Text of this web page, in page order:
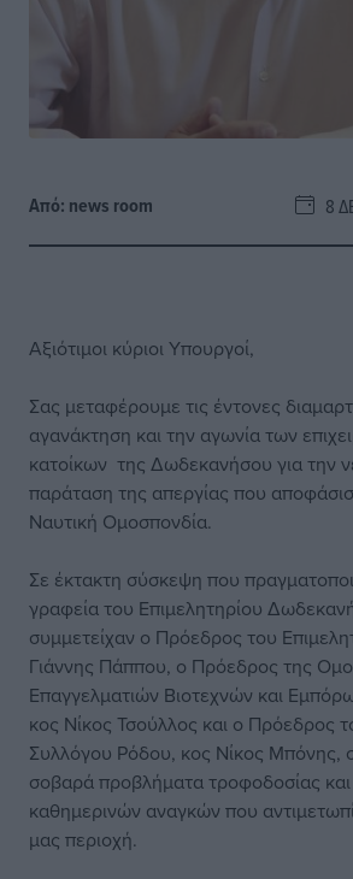
Από: news room 8
Αξιότιμοι κύριοι Υπουργοί,
Σας μεταφέρουμε τις έντονες
αγανάκτηση και την αγωνία των
κατοίκων της Δωδεκανήσου για την
παράταση της απεργίας που
Ναυτική Ομοσπονδία.
Σε έκτακτη σύσκεψη που
γραφεία του Επιμελητηρίου
συμμετείχαν ο Πρόεδρος του
Γιάννης Πάππου, ο Πρόεδρος της
Επαγγελματιών Βιοτεχνών και
κος Νίκος Τσούλλος και ο Πρόεδρος
Συλλόγου Ρόδου, κος Νίκος Μπόνης,
σοβαρά προβλήματα τροφοδοσίας
καθημερινών αναγκών που
μας περιοχή.